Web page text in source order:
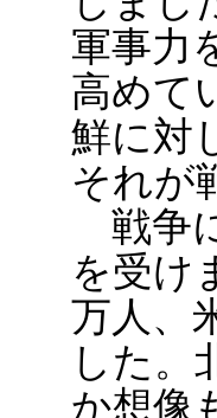
軍事力
高めて
鮮に対
それが
戦争
を受け
万人、
した。
か想像